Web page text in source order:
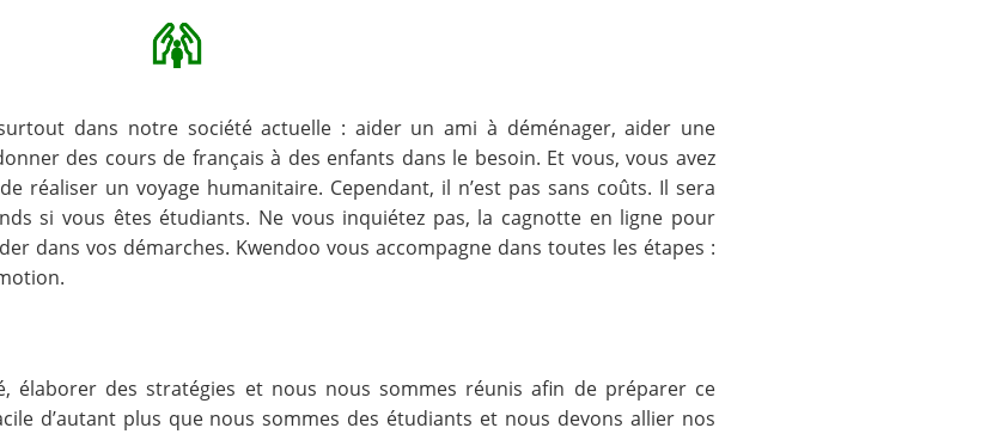
dans notre société actuelle : aider un ami à déménager, aider une
des cours de français à des enfants dans le besoin. Et vous, vous avez
réaliser un voyage humanitaire. Cependant, il n’est pas sans coûts. Il sera
si vous êtes étudiants. Ne vous inquiétez pas, la cagnotte en ligne pour
dans vos démarches. Kwendoo vous accompagne dans toutes les étapes :
élaborer des stratégies et nous nous sommes réunis afin de préparer ce
d’autant plus que nous sommes des étudiants et nous devons allier nos